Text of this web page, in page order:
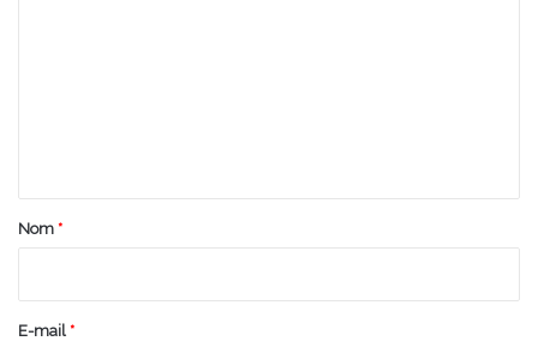
a
e
Nom *
E-mail *